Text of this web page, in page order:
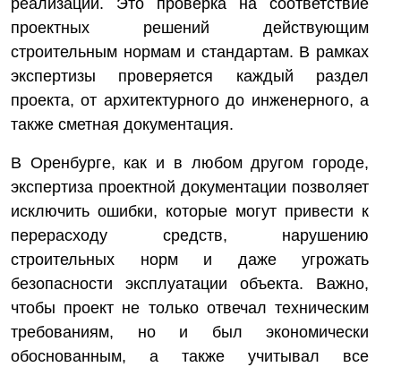
реализации. Это проверка на соответствие
проектных решений действующим
строительным нормам и стандартам. В рамках
экспертизы проверяется каждый раздел
проекта, от архитектурного до инженерного, а
также сметная документация.
В Оренбурге, как и в любом другом городе,
экспертиза проектной документации позволяет
исключить ошибки, которые могут привести к
перерасходу средств, нарушению
строительных норм и даже угрожать
безопасности эксплуатации объекта. Важно,
чтобы проект не только отвечал техническим
требованиям, но и был экономически
обоснованным, а также учитывал все